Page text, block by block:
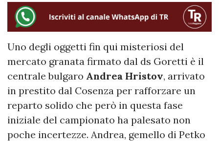
Uno degli oggetti fin qui misteriosi del
mercato granata firmato dal ds Goretti è il
centrale bulgaro Andrea Hristov, arrivato
in prestito dal Cosenza per rafforzare un
reparto solido che però in questa fase
iniziale del campionato ha palesato non
poche incertezze. Andrea, gemello di Petko